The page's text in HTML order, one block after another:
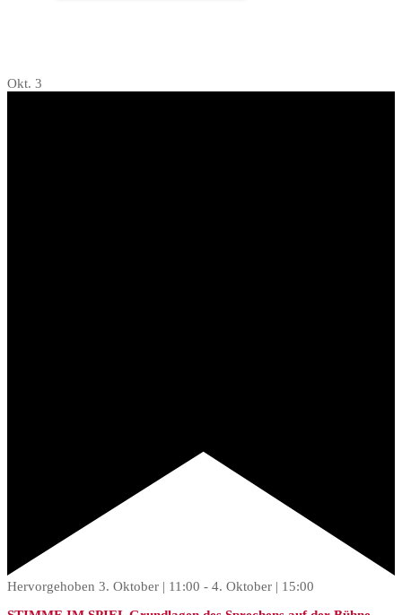
Okt. 3
Hervorgehoben 3. Oktober | 11:00 - 4. Oktober | 15:00